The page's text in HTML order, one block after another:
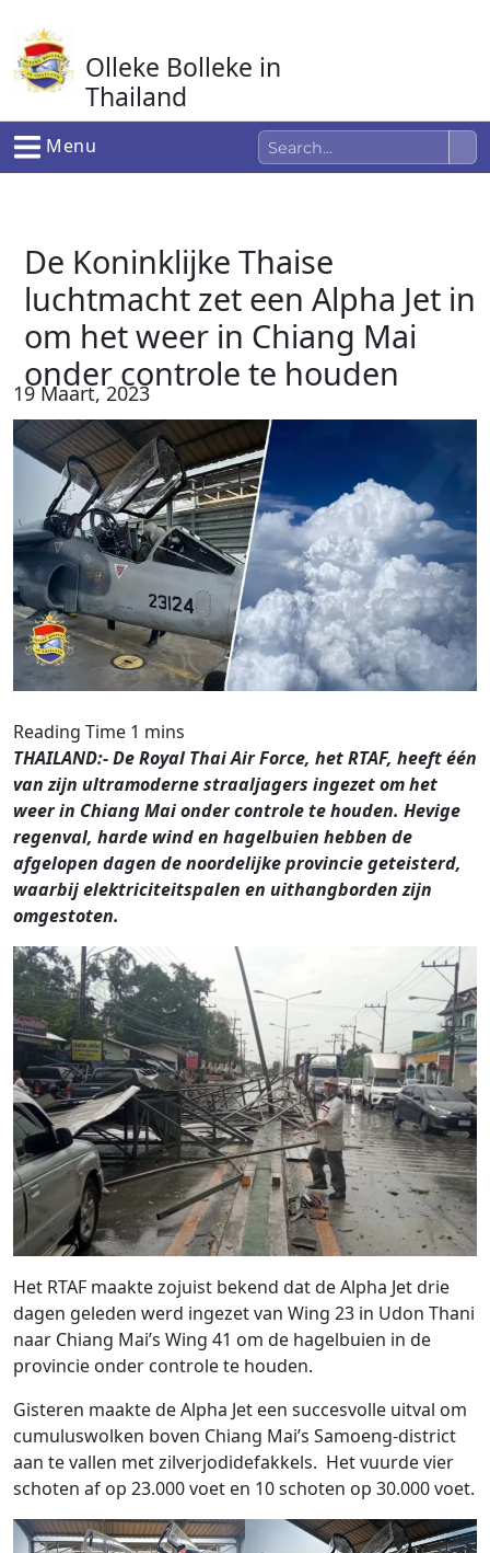
naar
de
inhoud
Olleke Bolleke in
Thailand
In Thailand
Menu
De Koninklijke Thaise
luchtmacht zet een Alpha Jet in
om het weer in Chiang Mai
onder controle te houden
19 Maart, 2023
THAILAND:- De Royal Thai Air Force, het RTAF, heeft één
van zijn ultramoderne straaljagers ingezet om het
weer in Chiang Mai onder controle te houden. Hevige
regenval, harde wind en hagelbuien hebben de
afgelopen dagen de noordelijke provincie geteisterd,
waarbij elektriciteitspalen en uithangborden zijn
omgestoten.
Het RTAF maakte zojuist bekend dat de Alpha Jet drie
dagen geleden werd ingezet van Wing 23 in Udon Thani
naar Chiang Mai’s Wing 41 om de hagelbuien in de
provincie onder controle te houden.
Gisteren maakte de Alpha Jet een succesvolle uitval om
cumuluswolken boven Chiang Mai’s Samoeng-district
aan te vallen met zilverjodidefakkels. Het vuurde vier
schoten af ​​op 23.000 voet en 10 schoten op 30.000 voet.